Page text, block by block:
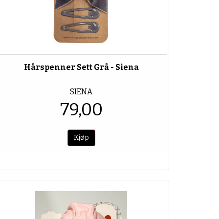
Hårspenner Sett Grå - Siena
SIENA
79,00